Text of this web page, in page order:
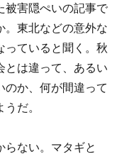
被害隠ぺいの記事で
。東北などの意外な
っていると聞く。秋
とは違って、あるい
のか、何が間違って
だ。
らない。マタギと